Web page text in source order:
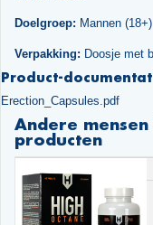
Doelgroep: Mannen (18+)
Verpakking: Doosje met
Product-
Erection_Capsules.pdf
Andere
producten